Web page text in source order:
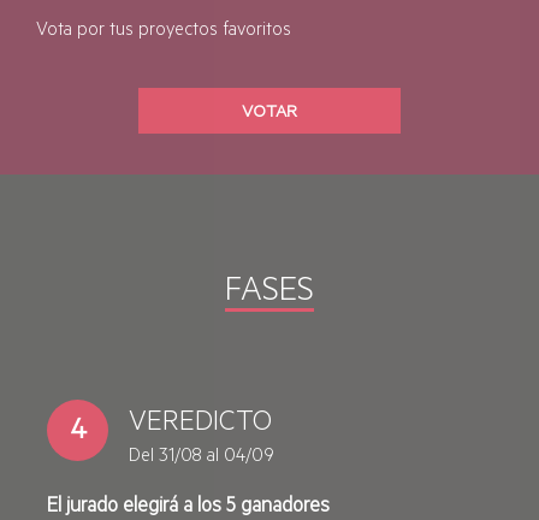
Vota por tus proyectos favoritos
VOTAR
FASES
5 PREMIOS
Septiembre 2026
Entrega de premios en una gala final